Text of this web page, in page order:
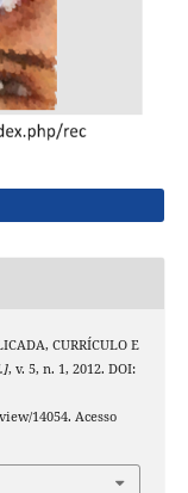
CURRÍCULO E
, v. 5, n. 1, 2012. DOI:
14054. Acesso